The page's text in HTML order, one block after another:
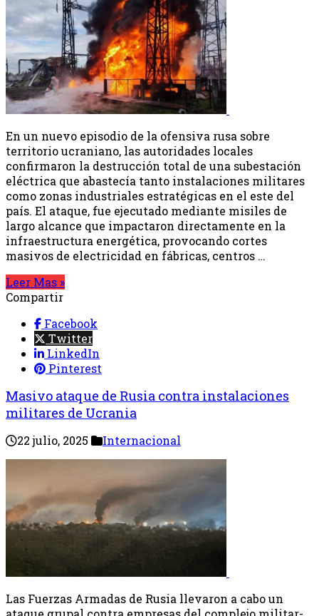
En un nuevo episodio de la ofensiva rusa sobre
territorio ucraniano, las autoridades locales
confirmaron la destrucción total de una subestación
eléctrica que abastecía tanto instalaciones militares
como zonas industriales estratégicas en el este del
país. El ataque, fue ejecutado mediante misiles de
largo alcance que impactaron directamente en la
infraestructura energética, provocando cortes
masivos de electricidad en fábricas, centros …
Leer Mas »
Compartir
Facebook
Twitter
LinkedIn
Pinterest
Masivo ataque de Rusia contra instalaciones
militares de Ucrania
22 julio, 2025 Internacional
Las Fuerzas Armadas de Rusia llevaron a cabo un